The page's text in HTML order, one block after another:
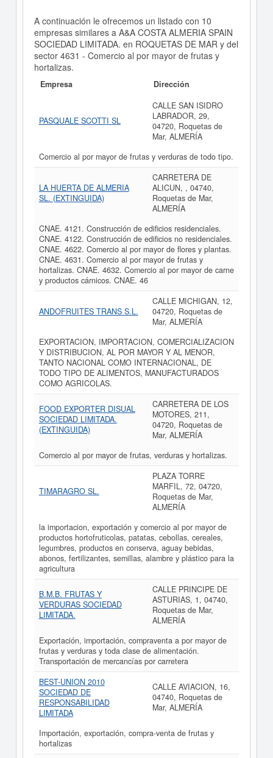
A continuación le ofrecemos un listado con 10
empresas similares a A&A COSTA ALMERIA SPAIN
SOCIEDAD LIMITADA. en ROQUETAS DE MAR y del
sector 4631 - Comercio al por mayor de frutas y
hortalizas.
Empresa Dirección
PASQUALE SCOTTI SL
CALLE SAN ISIDRO
LABRADOR, 29,
04720, Roquetas de
Mar, ALMERÍA
Comercio al por mayor de frutas y verduras de todo tipo.
LA HUERTA DE ALMERIA
SL. (EXTINGUIDA)
CARRETERA DE
ALICUN, , 04740,
Roquetas de Mar,
ALMERÍA
CNAE. 4121. Construcción de edificios residenciales.
CNAE. 4122. Construcción de edificios no residenciales.
CNAE. 4622. Comercio al por mayor de flores y plantas.
CNAE. 4631. Comercio al por mayor de frutas y
hortalizas. CNAE. 4632. Comercio al por mayor de carne
y productos cárnicos. CNAE. 46
ANDOFRUITES TRANS S.L.
CALLE MICHIGAN, 12,
04720, Roquetas de
Mar, ALMERÍA
EXPORTACION, IMPORTACION, COMERCIALIZACION
Y DISTRIBUCION, AL POR MAYOR Y AL MENOR,
TANTO NACIONAL COMO INTERNACIONAL, DE
TODO TIPO DE ALIMENTOS, MANUFACTURADOS
COMO AGRICOLAS.
FOOD EXPORTER DISUAL
SOCIEDAD LIMITADA.
(EXTINGUIDA)
CARRETERA DE LOS
MOTORES, 211,
04720, Roquetas de
Mar, ALMERÍA
Comercio al por mayor de frutas, verduras y hortalizas.
TIMARAGRO SL.
PLAZA TORRE
MARFIL, 72, 04720,
Roquetas de Mar,
ALMERÍA
la importacion, exportación y comercio al por mayor de
productos hortofruticolas, patatas, cebollas, cereales,
legumbres, productos en conserva, aguay bebidas,
abonos, fertilizantes, semillas, alambre y plástico para la
agricultura
B.M.B. FRUTAS Y
VERDURAS SOCIEDAD
LIMITADA.
CALLE PRINCIPE DE
ASTURIAS, 1, 04740,
Roquetas de Mar,
ALMERÍA
Exportación, importación, compraventa a por mayor de
frutas y verduras y toda clase de alimentación.
Transportación de mercancías por carretera
BEST-UNION 2010
SOCIEDAD DE
RESPONSABILIDAD
LIMITADA
CALLE AVIACION, 16,
04740, Roquetas de
Mar, ALMERÍA
Importación, exportación, compra-venta de frutas y
hortalizas